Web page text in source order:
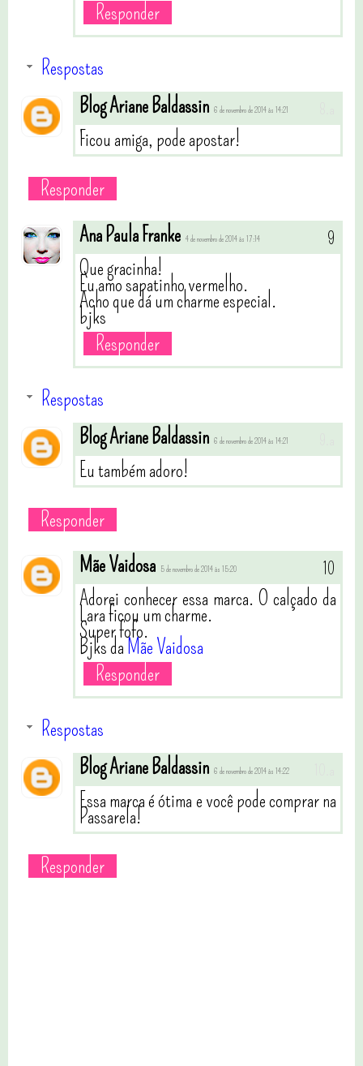
Responder
Respostas
Blog Ariane Baldassin 6 de novembro de 2014 às 14:21
Ficou amiga, pode apostar!
Responder
Ana Paula Franke 4 de novembro de 2014 às 17:14
Que gracinha!
Eu amo sapatinho vermelho.
Acho que dá um charme especial.
bjks
Responder
Respostas
Blog Ariane Baldassin 6 de novembro de 2014 às 14:21
Eu também adoro!
Responder
Mãe Vaidosa 5 de novembro de 2014 às 15:20
Adorei conhecer essa marca. O calçado da
Lara ficou um charme.
Super fofo.
Bjks da Mãe Vaidosa
Responder
Respostas
Blog Ariane Baldassin 6 de novembro de 2014 às 14:22
Essa marca é ótima e você pode comprar na
Passarela!
Responder